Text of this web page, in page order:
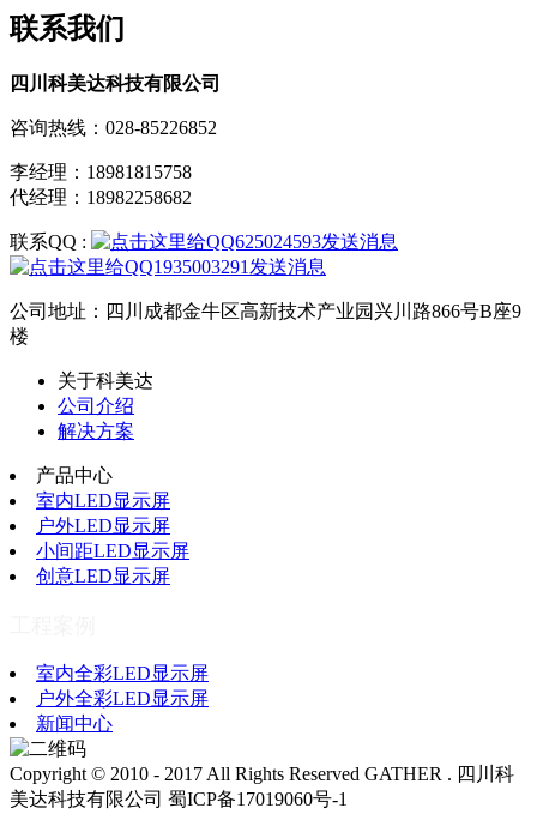
联系我们
四川科美达科技有限公司
咨询热线：028-85226852
李经理：18981815758
代经理：18982258682
联系QQ :
公司地址：四川成都金牛区高新技术产业园兴川路866号B座9
楼
关于科美达
公司介绍
解决方案
产品中心
室内LED显示屏
户外LED显示屏
小间距LED显示屏
创意LED显示屏
室内全彩LED显示屏
户外全彩LED显示屏
新闻中心
Copyright © 2010 - 2017 All Rights Reserved GATHER . 四川科
美达科技有限公司 蜀ICP备17019060号-1